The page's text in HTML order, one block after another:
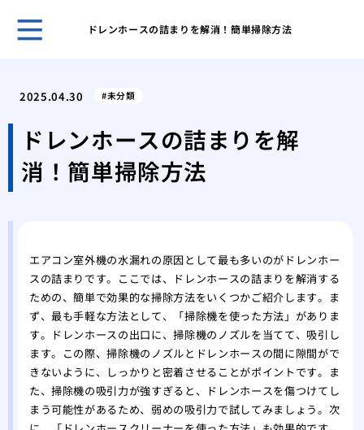
ドレンホースの詰まりを解消！簡単掃除方法
方
特
処法
2025.04.30 未分類
ドレンホースの詰まりを解
消！簡単掃除方法
エアコン室外機の水漏れの原因として最も多いのがドレンホー
スの詰まりです。ここでは、ドレンホースの詰まりを解消する
ための、簡単で効果的な掃除方法をいくつかご紹介します。ま
ず、最も手軽な方法として、「掃除機を使った方法」がありま
す。ドレンホースの出口に、掃除機のノズルを当てて、吸引し
ます。この際、掃除機のノズルとドレンホースの間に隙間がで
きないように、しっかりと密着させることがポイントです。ま
た、掃除機の吸引力が強すぎると、ドレンホースを傷つけてし
まう可能性があるため、弱めの吸引力で試してみましょう。次